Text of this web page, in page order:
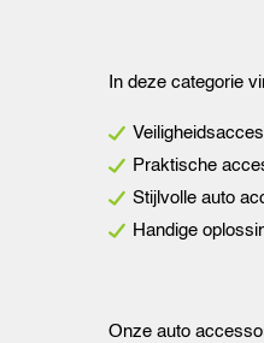
In deze categorie
Praktische
Stijlvolle auto
Handige
Onze auto